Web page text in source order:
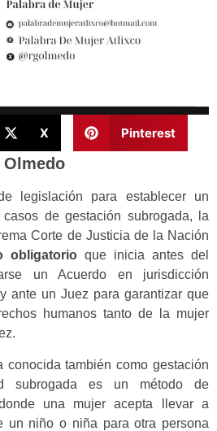
X Pinterest
legislación para establecer un
de gestación subrogada, la
Corte de Justicia de la Nación
obligatorio que inicia antes del
un Acuerdo en jurisdicción
ante un Juez para garantizar que
humanos tanto de la mujer
conocida también como gestación
subrogada es un método de
una mujer acepta llevar a
un niño o niña para otra persona